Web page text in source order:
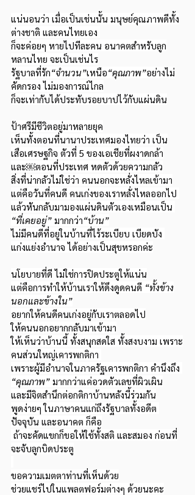
แน่นอนว่า เมื่อเป็นเช่นนั้น มนุษย์คุณภาพดีทั้ง
ต่างชาติ และคนไทยเอง
ก็จะค่อยๆ หายไปทีละคน อนาคตสำหรับลูก
หลานไทย จะเป็นเช่นไร
รัฐบาลที่รัก“จำนวน”เหนือ“คุณภาพ”อย่างไม่
คัดกรอง ไม่มองการณ์ไกล
ก็จะเท่ากับได้ประทับรอยบาปไว้กับแผ่นดิน
ป้าศรีมีชีวิตอยู่มาหลายยุค
เห็นทั้งตอนที่นานาประเทศมองไทยว่า เป็น
เสือเศรษฐกิจ ตัวที่ 5 ของเอเชียที่ผงาดกล้า
และ￼ตอนที่ประเทศ หดตัวด้วยความกลัว
สิ่งที่น่ากลัวไม่ใช่ว่า คนนอกจะหลั่งไหลเข้ามา
แต่คือวันที่คนดี คนเก่งของเราหลั่งไหลออกไป
แล้วหันกลับมามองแผ่นดินตัวเองเหมือนเป็น
“ที่เคยอยู่” มากกว่า“บ้าน”
ไม่มีคนดีที่อยู่ในบ้านที่ไร้ระเบียบ เบียดบัง
แก่งแย่งอำนาจ ได้อย่างเป็นสุขหรอกค่ะ
นโยบายที่ดี ไม่ใช่การปิดประตูให้แน่น
แต่คือการทำให้บ้านเราให้ดึงดูดคนดี “ทั้งข้าง
นอกและข้างใน”
อยากให้คนดีคนเก่งอยู่กับเราตลอดไป
ให้คนนอกอยากกลับมาเข้ามา
ให้เห็นว่าบ้านนี้ ทั้งสนุกสดใส ทั้งสงบงาม เพราะ
คนส่วนใหญ่เคารพกติกา
เพราะผู้มีอำนาจในภาครัฐเคารพกติกา คำนึงถึง
“คุณภาพ” มากกว่าแค่อวดตัวเลขที่ผิวเผิน
และมีจิตสำนึกต่อกติกาบ้านหลังนี้ร่วมกัน
พูดง่ายๆ ในภาษาคนแก่ถึงรัฐบาลทั้งอดีต
ปัจจุบัน และอนาคต ก็คือ
ถ้าจะคัดแขกก็ขอให้ใช้ทั้งสติ และสมอง ก่อนที่
จะจับลูกบิดประตู
ขอความเมตตาท่านที่เห็นด้วย
ช่วยแชร์ไปในแพลตฟอร์มต่างๆ ด้วยนะคะ